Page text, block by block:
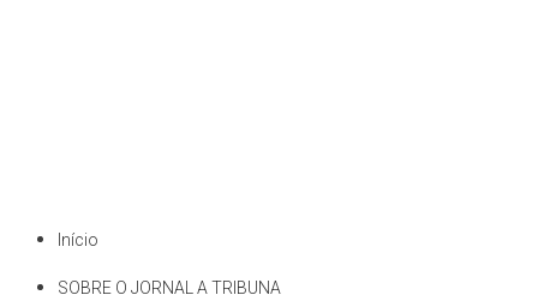
Início
SOBRE O JORNAL A TRIBUNA